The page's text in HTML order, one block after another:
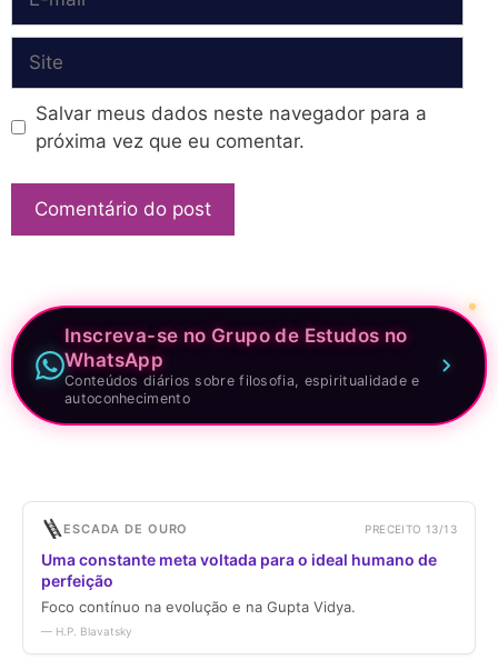
mail
Salvar meus dados neste navegador para a
próxima vez que eu comentar.
Inscreva-se no Grupo de Estudos no
WhatsApp
Conteúdos diários sobre filosofia, espiritualidade e
autoconhecimento